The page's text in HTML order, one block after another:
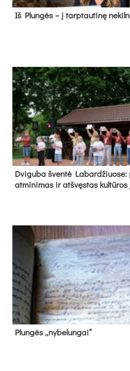
Iš Plungės – į tarptautinę
Dvi­gu­ba šven­tė
at­mi­ni­mas ir at­švęs­tas kul­tū­ros
Plun­gės „ny­be­lun­gai“